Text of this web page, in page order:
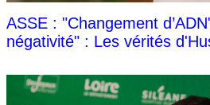
ASSE : "Changement
négativité" : Les vérités